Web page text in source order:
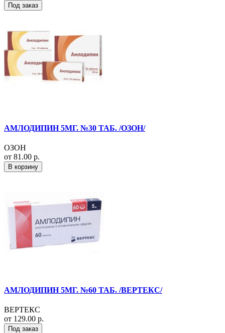
Под заказ
АМЛОДИПИН 5МГ. №30 ТАБ. /ОЗОН/
ОЗОН
от 81.00 р.
В корзину
АМЛОДИПИН 5МГ. №60 ТАБ. /ВЕРТЕКС/
ВЕРТЕКС
от 129.00 р.
Под заказ